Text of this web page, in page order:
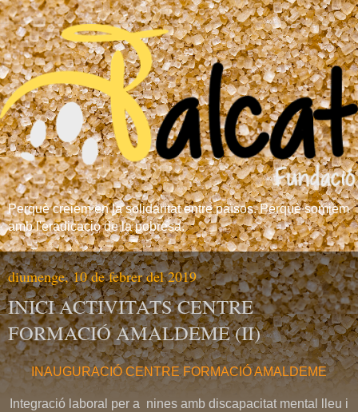
Perquè creiem en la solidaritat entre països. Perquè somiem
amb l'eradicació de la pobresa.
diumenge, 10 de febrer del 2019
INICI ACTIVITATS CENTRE
FORMACIÓ AMALDEME (II)
INAUGURACIÓ CENTRE FORMACIÓ AMALDEME
Integració laboral per a nines amb discapacitat mental lleu i